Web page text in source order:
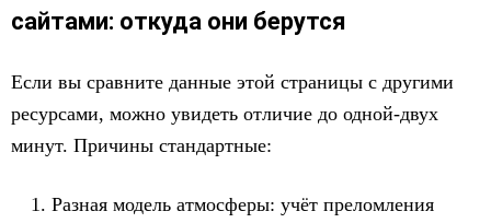
сайтами: откуда они берутся
Если вы сравните данные этой страницы с другими
ресурсами, можно увидеть отличие до одной-двух
минут. Причины стандартные:
Разная модель атмосферы: учёт преломления